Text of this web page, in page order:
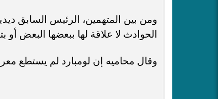
ومن بين المتهمين، الرئيس السابق
الحوادث لا علاقة لها ببعضها البعض أو
وقال محاميه إن لومبارد لم يستطع